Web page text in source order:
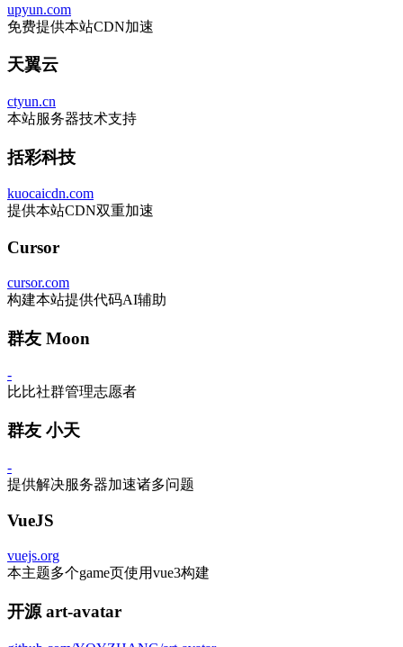
upyun.com
免费提供本站CDN加速
天翼云
ctyun.cn
本站服务器技术支持
括彩科技
kuocaicdn.com
提供本站CDN双重加速
Cursor
cursor.com
构建本站提供代码AI辅助
群友 Moon
-
比比社群管理志愿者
群友 小天
-
提供解决服务器加速诸多问题
VueJS
vuejs.org
本主题多个game页使用vue3构建
开源 art-avatar